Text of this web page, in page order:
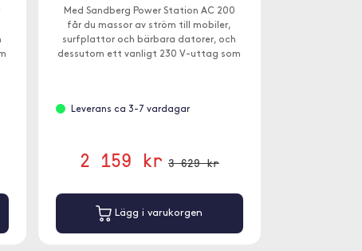
Med Sandberg Power Station AC 200
får du massor av ström till mobiler,
surfplattor och bärbara datorer, och
dessutom ett vanligt 230 V-uttag som
Leverans ca 3-7 vardagar
2 159 kr 3 629 kr
Lägg i varukorgen